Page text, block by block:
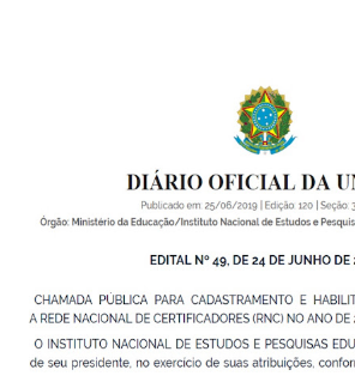
crianças de zero a 3 anos e 11 meses; –
Municipais de Educação Infantil, que
a 5 anos e 11 meses; – CEMEI - Centro
Educação Infantil, que recebe crianças
Indígena, e trabalham com cri...